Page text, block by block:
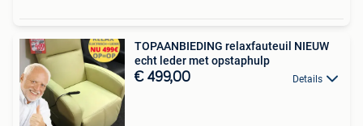
TOPAANBIEDING relaxfauteuil NIEUW
echt leder met opstaphulp
€ 499,00 Details